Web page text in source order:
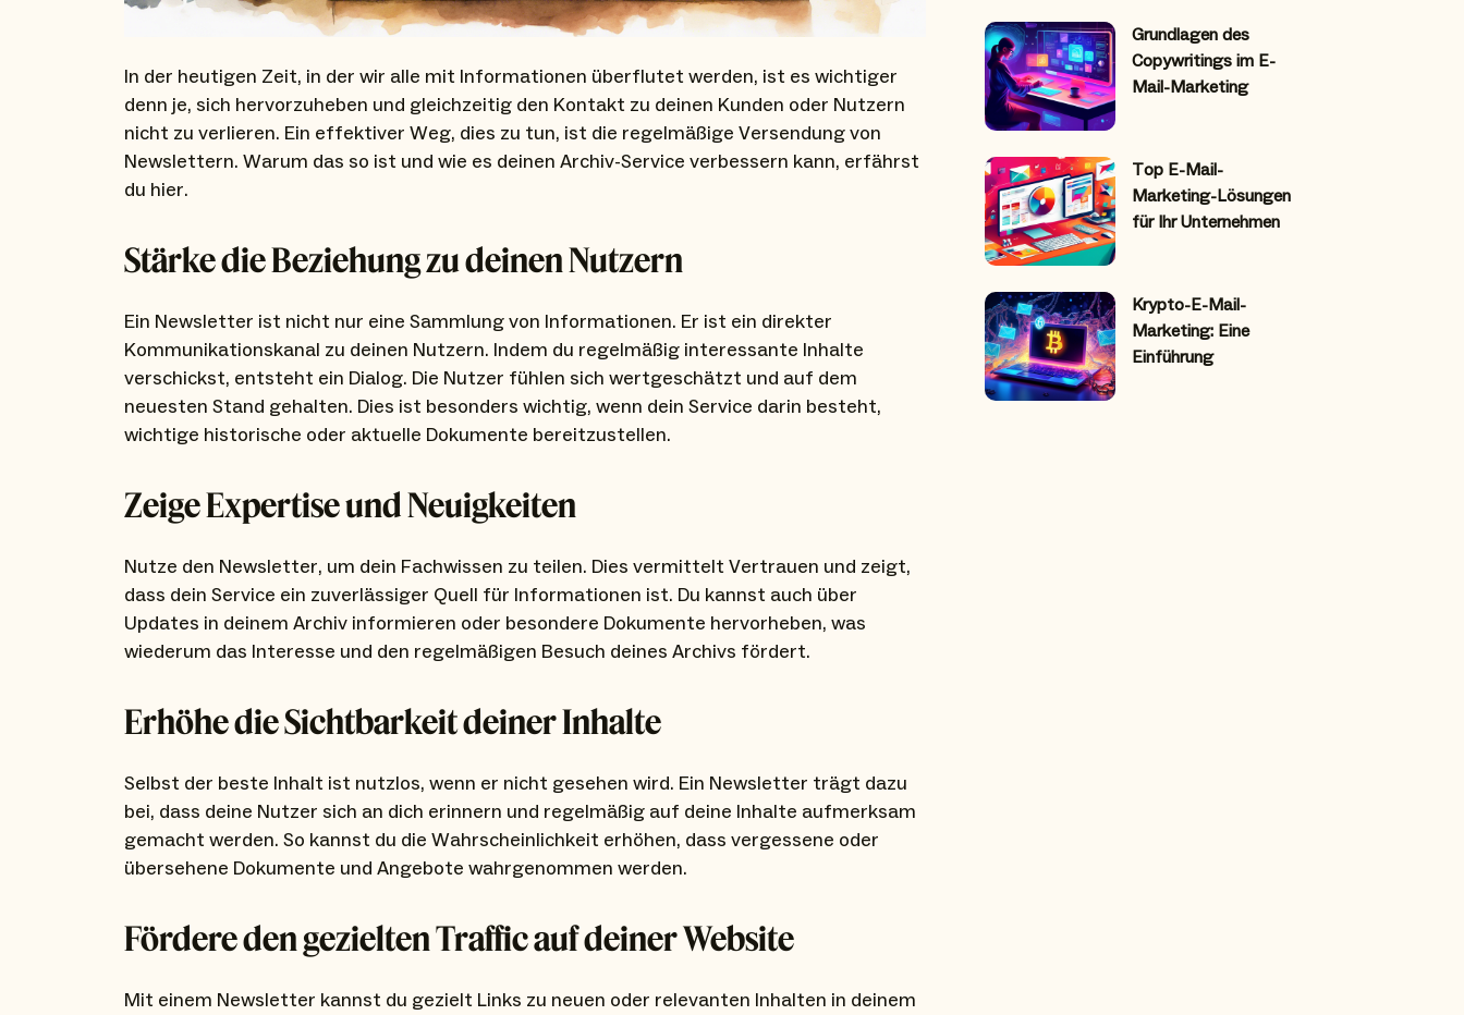
In der heutigen Zeit, in der wir alle mit Informationen überflutet werden, ist es wichtiger
denn je, sich hervorzuheben und gleichzeitig den Kontakt zu deinen Kunden oder Nutzern
nicht zu verlieren. Ein effektiver Weg, dies zu tun, ist die regelmäßige Versendung von
Newslettern. Warum das so ist und wie es deinen Archiv-Service verbessern kann, erfährst
du hier.
Stärke die Beziehung zu deinen Nutzern
Ein Newsletter ist nicht nur eine Sammlung von Informationen. Er ist ein direkter
Kommunikationskanal zu deinen Nutzern. Indem du regelmäßig interessante Inhalte
verschickst, entsteht ein Dialog. Die Nutzer fühlen sich wertgeschätzt und auf dem
neuesten Stand gehalten. Dies ist besonders wichtig, wenn dein Service darin besteht,
wichtige historische oder aktuelle Dokumente bereitzustellen.
Zeige Expertise und Neuigkeiten
Nutze den Newsletter, um dein Fachwissen zu teilen. Dies vermittelt Vertrauen und zeigt,
dass dein Service ein zuverlässiger Quell für Informationen ist. Du kannst auch über
Updates in deinem Archiv informieren oder besondere Dokumente hervorheben, was
wiederum das Interesse und den regelmäßigen Besuch deines Archivs fördert.
Erhöhe die Sichtbarkeit deiner Inhalte
Selbst der beste Inhalt ist nutzlos, wenn er nicht gesehen wird. Ein Newsletter trägt dazu
bei, dass deine Nutzer sich an dich erinnern und regelmäßig auf deine Inhalte aufmerksam
gemacht werden. So kannst du die Wahrscheinlichkeit erhöhen, dass vergessene oder
übersehene Dokumente und Angebote wahrgenommen werden.
Fördere den gezielten Traffic auf deiner Website
Mit einem Newsletter kannst du gezielt Links zu neuen oder relevanten Inhalten in deinem
Grundlagen des
Copywritings im E-
Mail-Marketing
Top E-Mail-
Marketing-Lösungen
für Ihr Unternehmen
Krypto-E-Mail-
Marketing: Eine
Einführung